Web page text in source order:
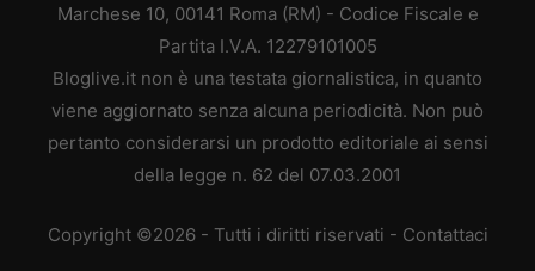
Marchese 10, 00141 Roma (RM) - Codice Fiscale e
Partita I.V.A. 12279101005
Bloglive.it non è una testata giornalistica, in quanto
viene aggiornato senza alcuna periodicità. Non può
pertanto considerarsi un prodotto editoriale ai sensi
della legge n. 62 del 07.03.2001
Copyright ©2026 - Tutti i diritti riservati - Contattaci